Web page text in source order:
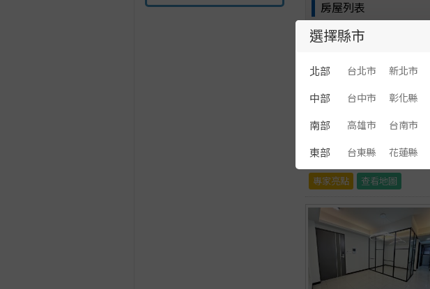
選擇縣市
北部 台北市 新北市
中部 台中市 彰化縣
南部 高雄市 台南市
東部 台東縣 花蓮縣
房屋列表
顯示：文字
專家亮點 查看地圖